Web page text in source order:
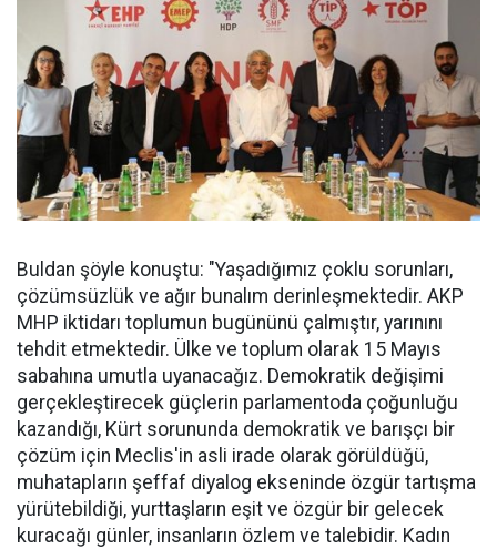
Buldan şöyle konuştu: "Yaşadığımız çoklu sorunları,
çözümsüzlük ve ağır bunalım derinleşmektedir. AKP
MHP iktidarı toplumun bugününü çalmıştır, yarınını
tehdit etmektedir. Ülke ve toplum olarak 15 Mayıs
sabahına umutla uyanacağız. Demokratik değişimi
gerçekleştirecek güçlerin parlamentoda çoğunluğu
kazandığı, Kürt sorununda demokratik ve barışçı bir
çözüm için Meclis'in asli irade olarak görüldüğü,
muhatapların şeffaf diyalog ekseninde özgür tartışma
yürütebildiği, yurttaşların eşit ve özgür bir gelecek
kuracağı günler, insanların özlem ve talebidir. Kadın